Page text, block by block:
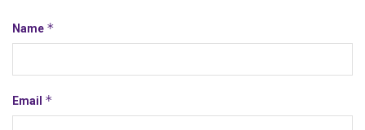
Name *
Email *